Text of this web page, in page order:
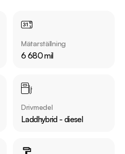
Mätarställning
6 680 mil
Drivmedel
Laddhybrid - diesel